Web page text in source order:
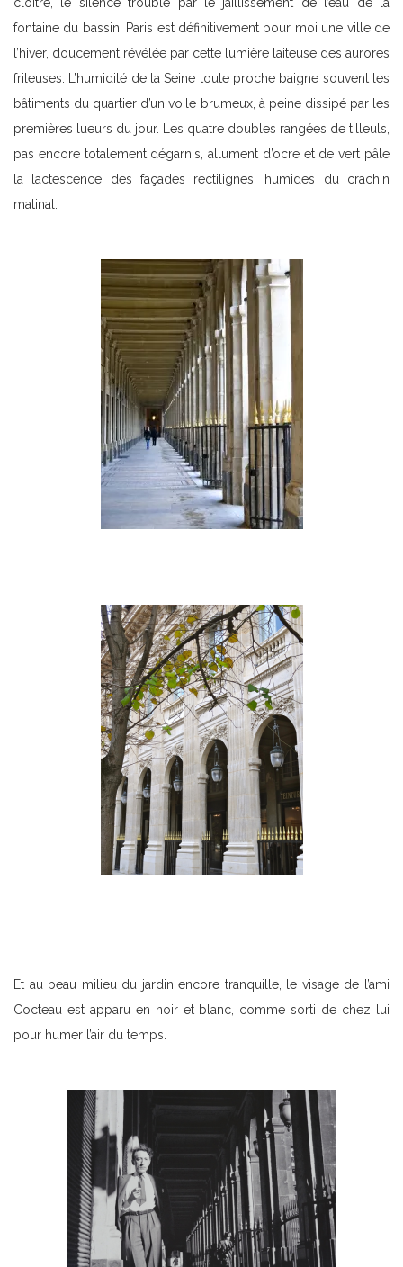
fontaine du bassin. Paris est définitivement pour moi une ville de
l’hiver, doucement révélée par cette lumière laiteuse des aurores
frileuses. L’humidité de la Seine toute proche baigne souvent les
bâtiments du quartier d’un voile brumeux, à peine dissipé par les
premières lueurs du jour. Les quatre doubles rangées de tilleuls,
pas encore totalement dégarnis, allument d’ocre et de vert pâle
la lactescence des façades rectilignes, humides du crachin
matinal.
Et au beau milieu du jardin encore tranquille, le visage de l’ami
Cocteau est apparu en noir et blanc, comme sorti de chez lui
pour humer l’air du temps.